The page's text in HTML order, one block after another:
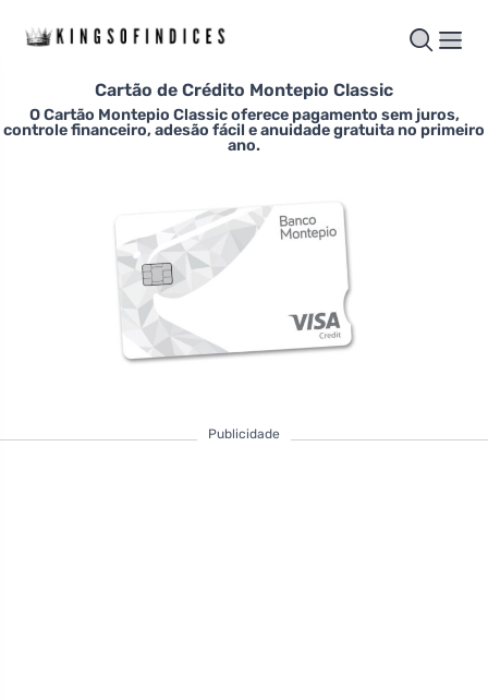
Cartão de Crédito Montepio Classic
O Cartão Montepio Classic oferece pagamento sem juros,
controle financeiro, adesão fácil e anuidade gratuita no primeiro
ano.
Publicidade